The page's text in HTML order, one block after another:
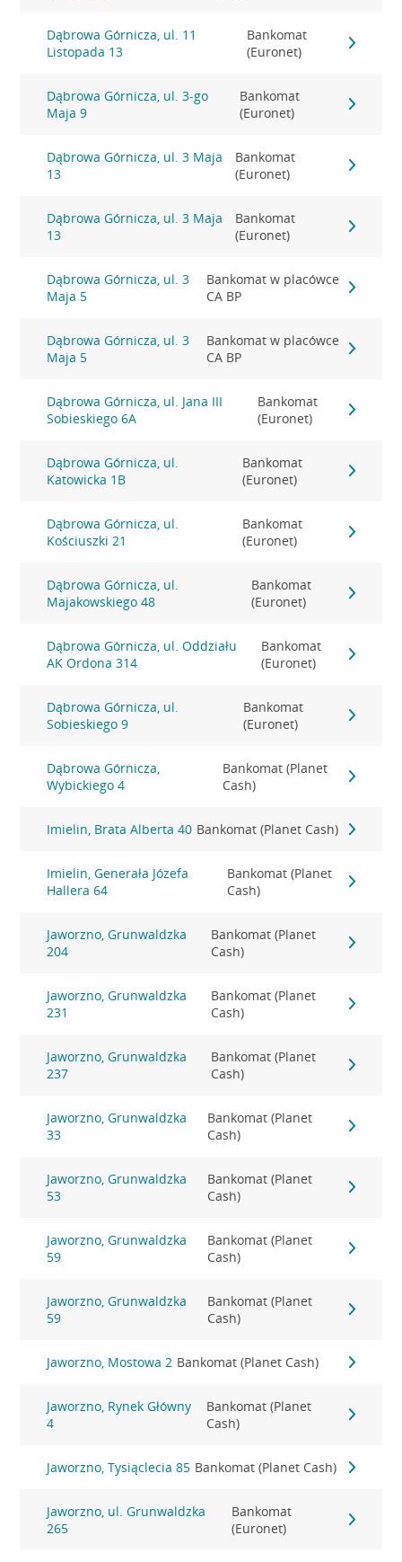
Dąbrowa Górnicza, ul. 11
Listopada 13
Bankomat
(Euronet)
Dąbrowa Górnicza, ul. 3-go
Maja 9
Bankomat
(Euronet)
Dąbrowa Górnicza, ul. 3 Maja
13
Bankomat
(Euronet)
Dąbrowa Górnicza, ul. 3 Maja
13
Bankomat
(Euronet)
Dąbrowa Górnicza, ul. 3
Maja 5
Bankomat w placówce
CA BP
Dąbrowa Górnicza, ul. 3
Maja 5
Bankomat w placówce
CA BP
Dąbrowa Górnicza, ul. Jana III
Sobieskiego 6A
Bankomat
(Euronet)
Dąbrowa Górnicza, ul.
Katowicka 1B
Bankomat
(Euronet)
Dąbrowa Górnicza, ul.
Kościuszki 21
Bankomat
(Euronet)
Dąbrowa Górnicza, ul.
Majakowskiego 48
Bankomat
(Euronet)
Dąbrowa Górnicza, ul. Oddziału
AK Ordona 314
Bankomat
(Euronet)
Dąbrowa Górnicza, ul.
Sobieskiego 9
Bankomat
(Euronet)
Dąbrowa Górnicza,
Wybickiego 4
Bankomat (Planet
Cash)
Imielin, Brata Alberta 40 Bankomat (Planet Cash)
Imielin, Generała Józefa
Hallera 64
Bankomat (Planet
Cash)
Jaworzno, Grunwaldzka
204
Bankomat (Planet
Cash)
Jaworzno, Grunwaldzka
231
Bankomat (Planet
Cash)
Jaworzno, Grunwaldzka
237
Bankomat (Planet
Cash)
Jaworzno, Grunwaldzka
33
Bankomat (Planet
Cash)
Jaworzno, Grunwaldzka
53
Bankomat (Planet
Cash)
Jaworzno, Grunwaldzka
59
Bankomat (Planet
Cash)
Jaworzno, Grunwaldzka
59
Bankomat (Planet
Cash)
Jaworzno, Mostowa 2 Bankomat (Planet Cash)
Jaworzno, Rynek Główny
4
Bankomat (Planet
Cash)
Jaworzno, Tysiąclecia 85 Bankomat (Planet Cash)
Jaworzno, ul. Grunwaldzka
265
Bankomat
(Euronet)